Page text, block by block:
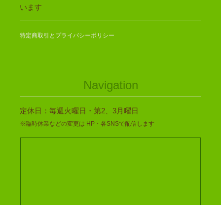
います
特定商取引とプライバシーポリシー
Navigation
定休日：毎週火曜日・第2、3月曜日
※臨時休業などの変更は HP・各SNSで配信します